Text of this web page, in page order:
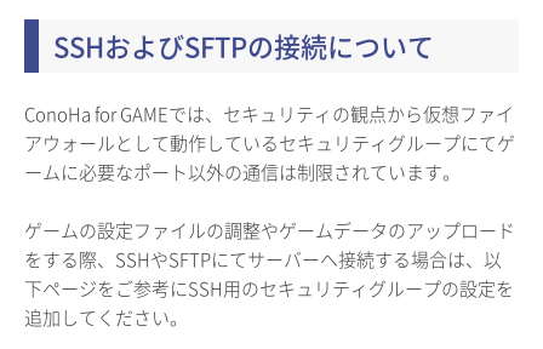
SSHおよびSFTPの接続について
ConoHa for GAMEでは、セキュリティの観点から仮想ファイ
アウォールとして動作しているセキュリティグループにてゲ
ームに必要なポート以外の通信は制限されています。
ゲームの設定ファイルの調整やゲームデータのアップロード
をする際、SSHやSFTPにてサーバーへ接続する場合は、以
下ページをご参考にSSH用のセキュリティグループの設定を
追加してください。